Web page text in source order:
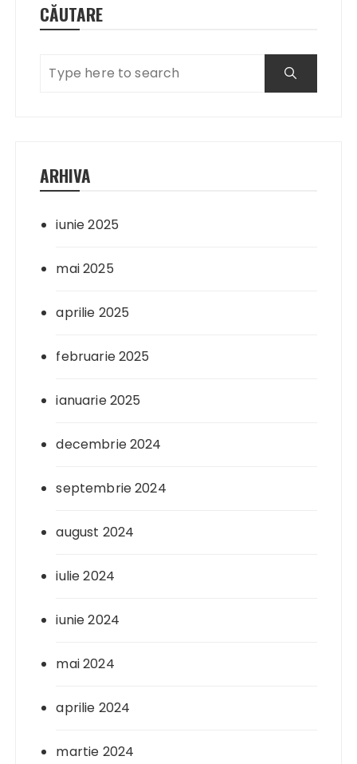
CĂUTARE
ARHIVA
iunie 2025
mai 2025
aprilie 2025
februarie 2025
ianuarie 2025
decembrie 2024
septembrie 2024
august 2024
iulie 2024
iunie 2024
mai 2024
aprilie 2024
martie 2024